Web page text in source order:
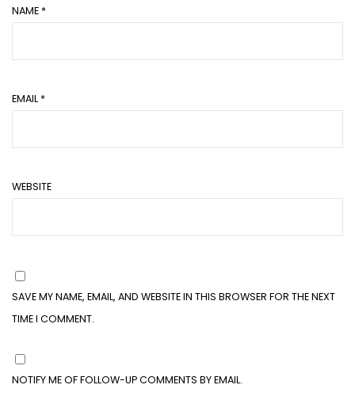
NAME *
EMAIL *
WEBSITE
SAVE MY NAME, EMAIL, AND WEBSITE IN THIS BROWSER FOR THE NEXT
TIME I COMMENT.
NOTIFY ME OF FOLLOW-UP COMMENTS BY EMAIL.